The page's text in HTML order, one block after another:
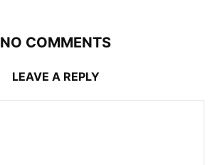
NO COMMENTS
LEAVE A REPLY